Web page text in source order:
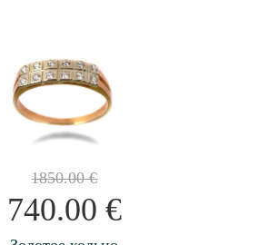
1850.00€
740.00 €